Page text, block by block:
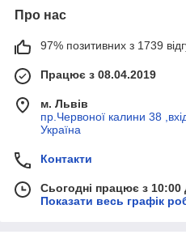
Про нас
97% позитивних з 1739
Працює з 08.04.2019
м. Львів
пр.Червоної калини 38
Україна
Контакти
Сьогодні працює з 10:00
Показати весь графік